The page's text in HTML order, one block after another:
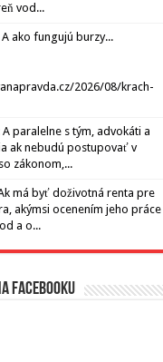
vod...
ako fungujú burzy...
2026/08/krach-
A paralelne s tým, advokáti a
ak nebudú postupovať v
zákonom,...
má byť doživotná renta pre
akýmsi ocenením jeho práce
a o...
Facebooku